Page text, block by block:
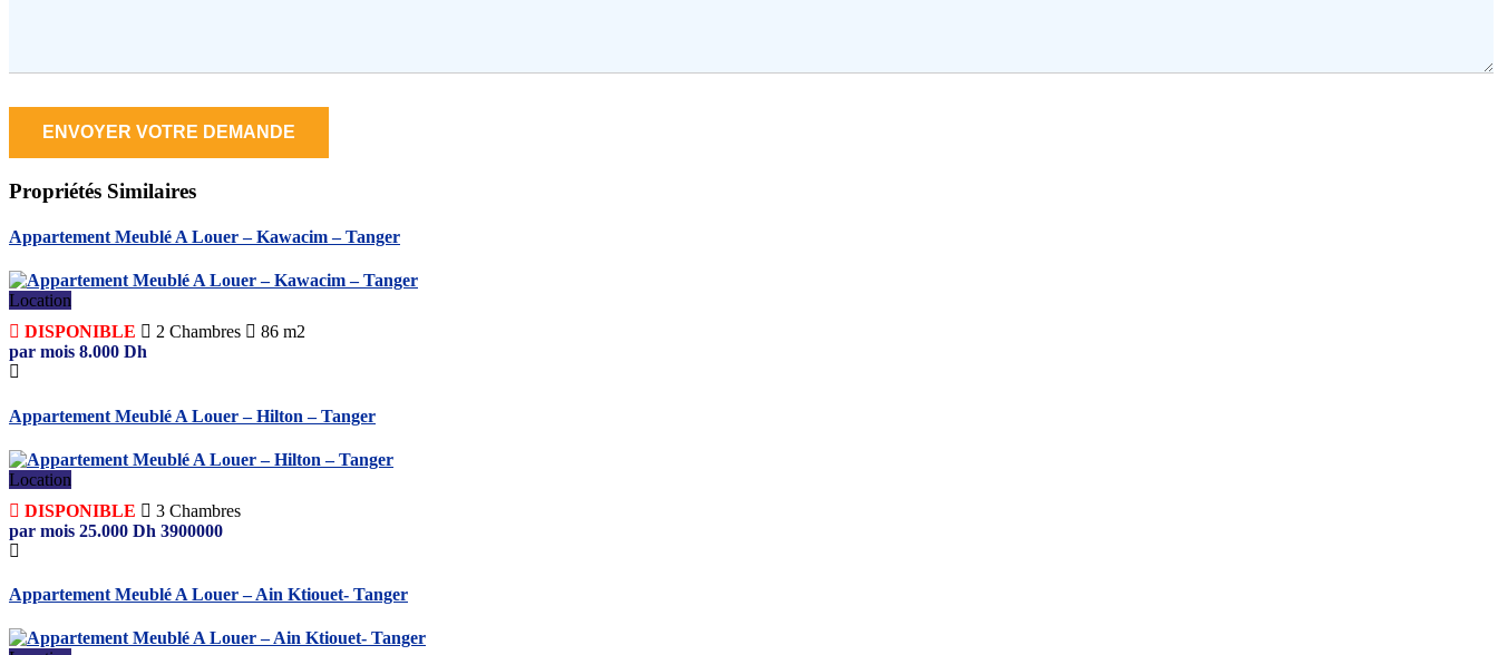
Propriétés Similaires
Appartement Meublé A Louer – Kawacim – Tanger
Location
DISPONIBLE
2 Chambres
86 m2
par mois 8.000 Dh
Appartement Meublé A Louer – Hilton – Tanger
Location
DISPONIBLE
3 Chambres
par mois 25.000 Dh 3900000
Appartement Meublé A Louer – Ain Ktiouet- Tanger